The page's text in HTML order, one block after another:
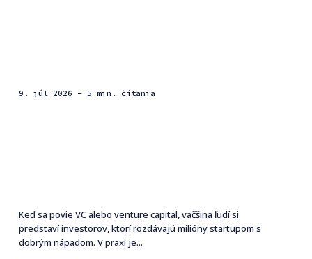
9. júl 2026 - 5 min. čítania
Keď sa povie VC alebo venture capital, väčšina ľudí si
predstaví investorov, ktorí rozdávajú milióny startupom s
dobrým nápadom. V praxi je...